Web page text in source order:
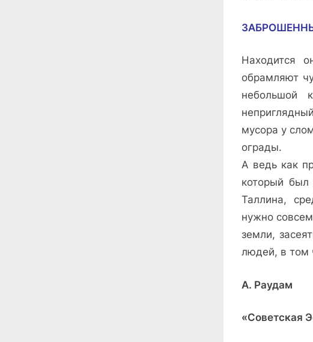
Находится
обрамляют
небольшой
мусора у
ограды.
А ведь как
который
Таллина,
нужно
земли,
людей, в том
А. Раудам
«Советская